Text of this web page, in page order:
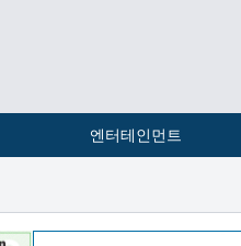
엔터테인먼트